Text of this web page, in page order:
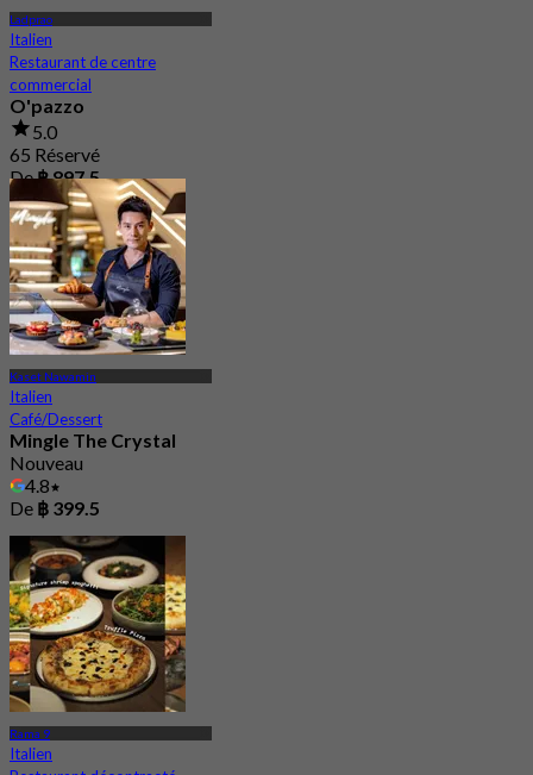
Ladprao
Italien
Restaurant de centre
commercial
O'pazzo
5.0
65 Réservé
De฿ 897.5
Kaset Nawamin
Italien
Café/Dessert
Mingle The Crystal
Nouveau
4.8
De ฿ 399.5
Rama 9
Italien